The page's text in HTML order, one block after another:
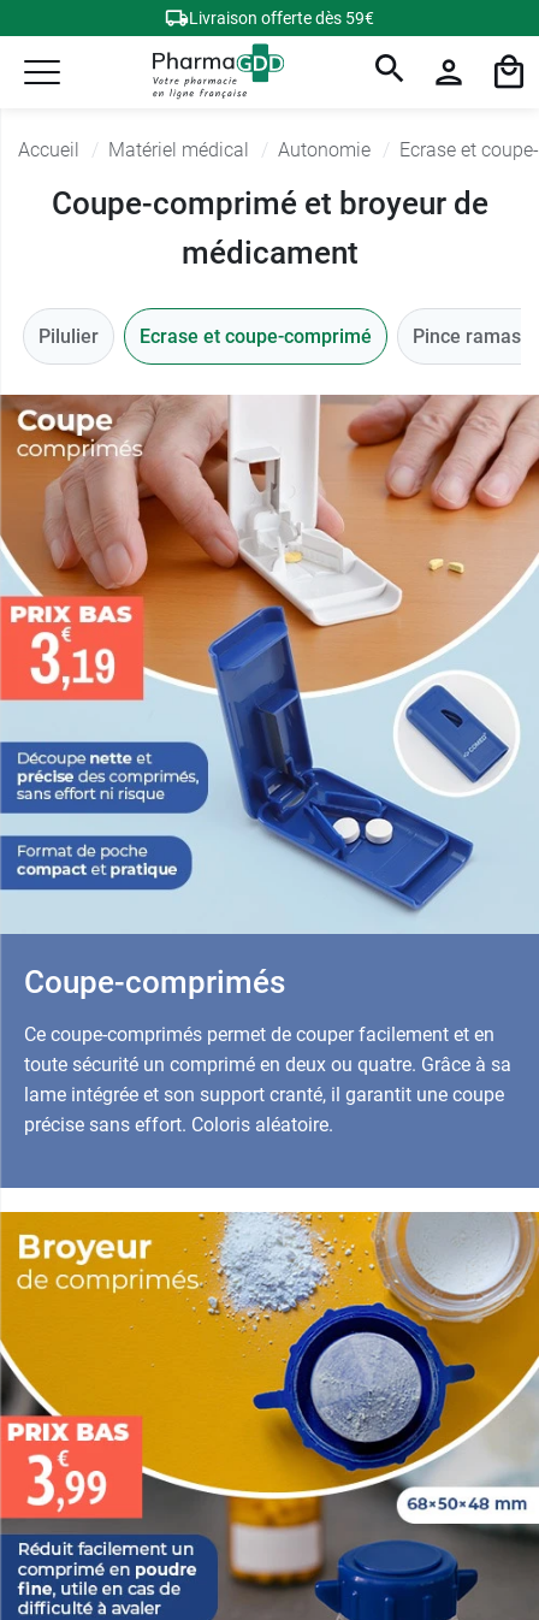
Livraison offerte dès 59€
Accueil Matériel médical Autonomie Ecrase et
Coupe-comprimé et broyeur de
médicament
Pilulier Ecrase et coupe-comprimé Pince
Coupe-comprimés
Ce coupe-comprimés permet de couper facilement et en
toute sécurité un comprimé en deux ou quatre. Grâce à sa
lame intégrée et son support cranté, il garantit une coupe
précise sans effort. Coloris aléatoire.